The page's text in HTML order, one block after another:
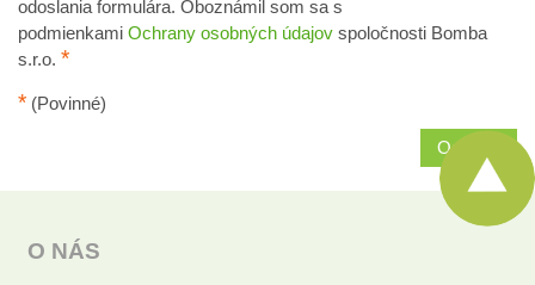
odoslania formulára. Oboznámil som sa s
podmienkami Ochrany osobných údajov spoločnosti Bomba
s.r.o. *
* (Povinné)
Odoslať
O NÁS